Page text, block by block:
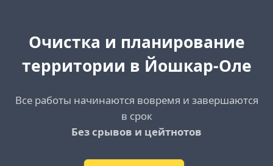
Очистка и планирование
территории в Йошкар-Оле
Все работы начинаются вовремя и завершаются
в срок
Без срывов и цейтнотов